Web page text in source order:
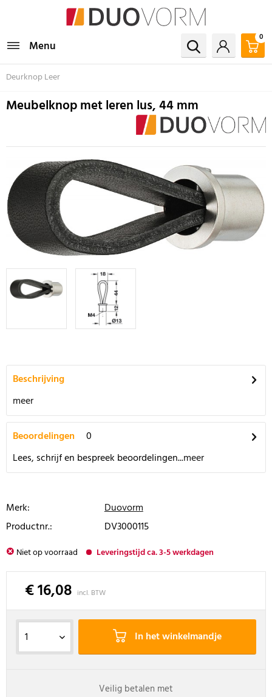
Menu
0
Deurknop Leer
Meubelknop met leren lus, 44 mm
Beschrijving
meer
Beoordelingen
0
Lees, schrijf en bespreek beoordelingen...meer
Merk:
Duovorm
Productnr.:
DV3000115
Niet op voorraad Leveringstijd ca. 3-5 werkdagen
€ 16,08 incl. BTW
In het winkelmandje
Veilig betalen met